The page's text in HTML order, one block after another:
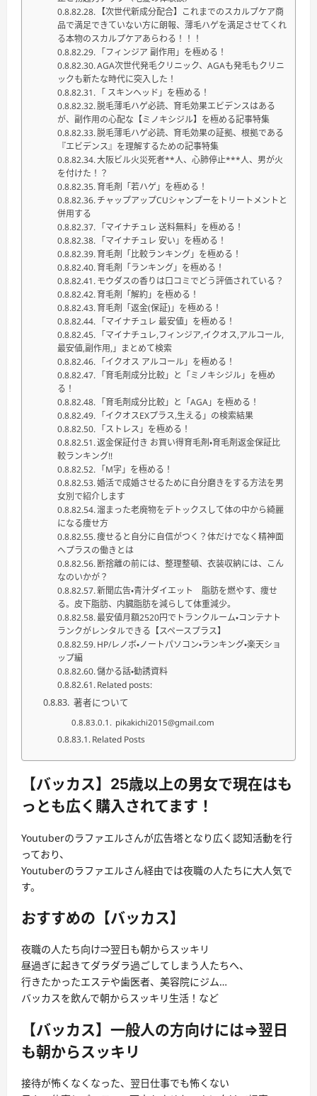
【次世代新成分配合】これまでのスカルプケア商
品で満足できていない方に朗報、薄毛ハゲを満足させてくれ
る本物のスカルプケアあらわる！！！
「フィンジア 副作用」を極める！
AGA次世代発毛クリニック、AGAも発毛もクリニ
ックも新たな時代に突入した！
「 スキンヘッド」を極める！
脱毛薄毛ハゲ必読、育毛効果エビデンスはある
が、副作用の心配な【ミノキシジル】を極める記事特集
脱毛薄毛ハゲ必読、育毛効果の証拠、根拠である
『エビデンス』を理解するための記事特集
大阪ビル火災死者**人、心肺停止***人、男が火
を付けた！？
育毛剤「若ハゲ」を極める！
チャップアップCUシャンプーをトリートメントと
併用する
「マイナチュレ 送料無料」を極める！
「マイナチュレ 安い」を極める！
育毛剤「比較ランキング」を極める！
育毛剤「ランキング」を極める！
モウダスの香りは口コミでどう評価されている？
育毛剤「解約」を極める！
育毛剤「返金(保証)」を極める！
「マイナチュレ 最安値」を極める！
「マイナチュレ,フィンジア,イクオス,アルコール,
最安値,副作用,」まとめて検索
「イクオス アルコール」を極める！
「育毛剤成分比較」と「ミノキシジル」を極め
る！
「育毛剤成分比較」と「AGA」を極める！
「イクオスEXプラス,生える」の検索結果
「ストレス」を極める！
返金保証付き お買い得育毛剤・育毛剤返金保証比
較ランキング!!
「M字」を極める！
婚活で成婚させるために自分磨きをする方法を男
女別で紹介します
溜まった老廃物をデトックスして体の中から綺麗
になる痩せ方
痩せると自分に自信がつく？体だけでなく精神面
へプラスの働きとは
断捨離の前には、整理整頓、衣装収納には、こん
なのいかが？
新聞広告・青汁ダイエット 脂肪を燃やす、痩せ
る。皮下脂肪、内臓脂肪を減らして体重減少。
最安値月額2520円でトランクルーム・コンテナト
ランクがレンタルできる【スペースプラス】
HP/レノボ・ノートパソコン・ランキング・楽天ショ
ップ編
儲かる話・勧誘資料
Related posts:
著者について
pikakichi2015@gmail.com
Related Posts
【バッカス】25歳以上の男女で現在はも
っとも広く購入されてます！
Youtuberのラファエルさんが広告塔となり広く認知活動を行
っており、
Youtuberのラファエルさん経由では夜職の人たちに大人気で
す。
おすすめの【バッカス】
夜職の人たち向け⇒翌日も朝からスッキリ
昼過ぎに起きてダラダラ過ごしてしまう人たちへ、
行きたかったエステや歯医者、美容院にジム…
バッカスを飲んで朝からスッキリ生活！など
【バッカス】一般人の方向けには⇒翌日
も朝からスッキリ
接待が怖くなくなった、翌日仕事でも怖くない